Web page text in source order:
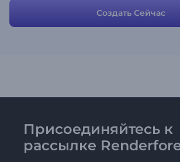
вы можете изменять их для получения
Попробуйте и без труда создайте свое
Создать Сейчас
Присоединяйтесь к
рассылке